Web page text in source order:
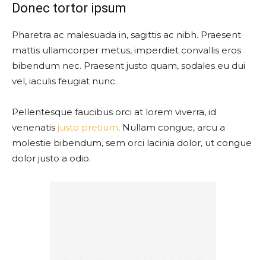
Donec tortor ipsum
Pharetra ac malesuada in, sagittis ac nibh. Praesent
mattis ullamcorper metus, imperdiet convallis eros
bibendum nec. Praesent justo quam, sodales eu dui
vel, iaculis feugiat nunc.
Pellentesque faucibus orci at lorem viverra, id
venenatis justo pretium. Nullam congue, arcu a
molestie bibendum, sem orci lacinia dolor, ut congue
dolor justo a odio.